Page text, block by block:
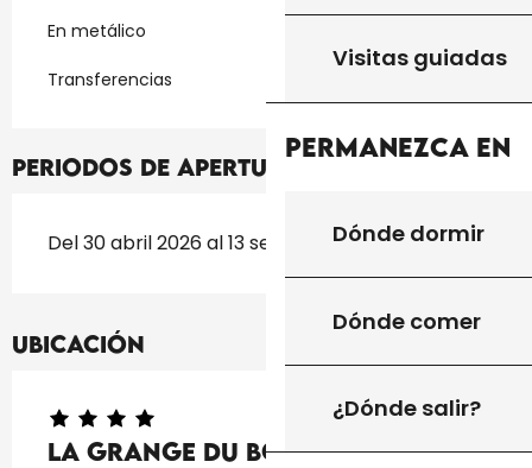
Visitas guiadas
Permanezca en
Dónde dormir
Dónde comer
¿Dónde salir?
En metálico
Transferencias
Periodos de apertura
Del 30 abril 2026 al 13 septiembre 2026
Ubicación
La Grange Du Bos